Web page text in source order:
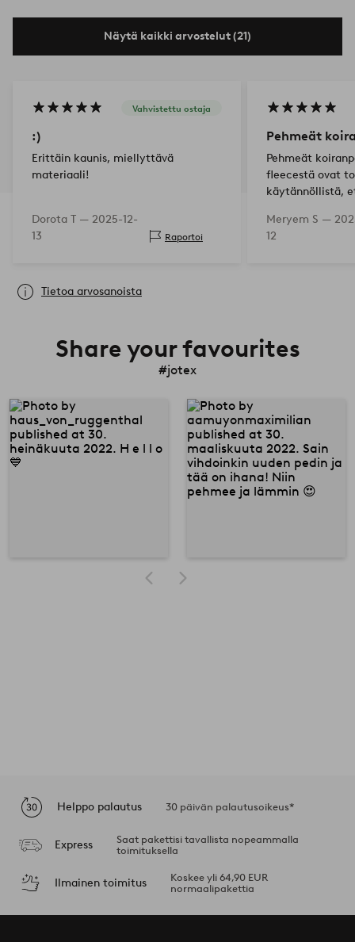
Näytä kaikki arvostelut (21)
Vahvistettu ostaja
:)
Erittäin kaunis, miellyttävä
materiaali!
Dorota T — 2025-12-
13
Raportoi
Pehmeät
Pehmeät
fleecestä ovat
käytännöllistä,
Meryem S —
12
Tietoa arvosanoista
Share your favourites
#jotex
Helppo palautus 30 päivän palautusoikeus*
Express
Saat pakettisi tavallista nopeammalla
toimituksella
Ilmainen toimitus
Koskee yli 64,90 EUR
normaalipakettia